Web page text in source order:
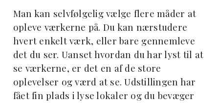
Man kan selvfølgelig vælge flere måder at
opleve værkerne på. Du kan nærstudere
hvert enkelt værk, eller bare gennemleve
det du ser. Uanset hvordan du har lyst til at
se værkerne, er det en af de store
oplevelser og værd at se. Udstillingen har
fået fin plads i lyse lokaler og du bevæger